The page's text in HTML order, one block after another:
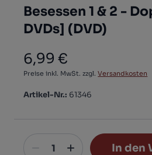
Besessen 1 & 2 -
DVDs] (DVD)
Regulärer Preis:
6,99 €
Preise inkl. MwSt. zzgl.Versandkosten
Artikel-Nr.: 61346
In den